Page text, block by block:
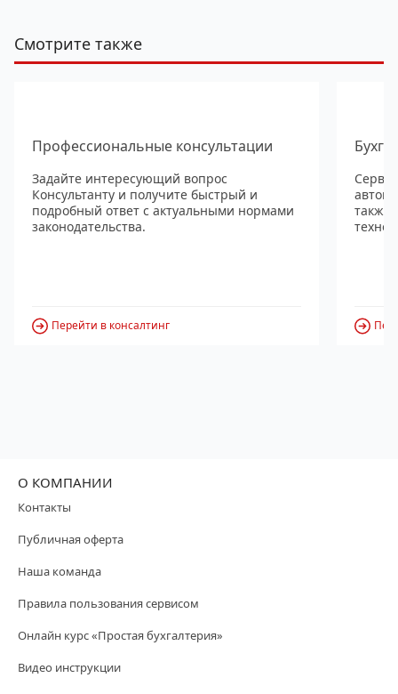
Смотрите также
Профессиональные консультации
Задайте интересующий вопрос
Консультанту и получите быстрый и
подробный ответ с актуальными нормами
законодательства.
Перейти в консалтинг
также
О КОМПАНИИ
Контакты
Публичная оферта
Наша команда
Правила пользования сервисом
Онлайн курс «Простая бухгалтерия»
Видео инструкции